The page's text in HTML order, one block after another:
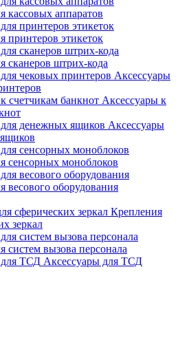
кассовых аппаратов
принтеров этикеток
сканеров штрих-кода
Аксессуары
Аксессуары к
Аксессуары
сенсорных моноблоков
весового оборудования
Крепления
зеркал
систем вызова персонала
Аксессуары для ТСД